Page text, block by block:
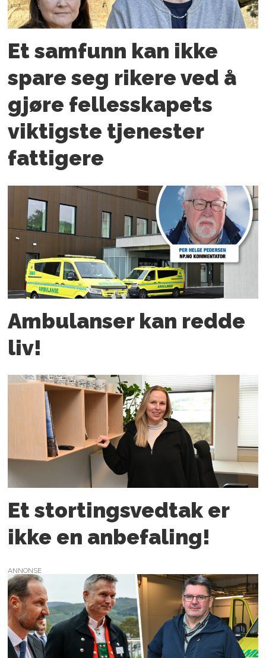
Et samfunn kan ikke
spare seg rikere ved å
gjøre fellesskapets
viktigste tjenester
fattigere
Ambulanser kan redde
liv!
Et stortings­vedtak er
ikke en anbefaling!
ANNONSE